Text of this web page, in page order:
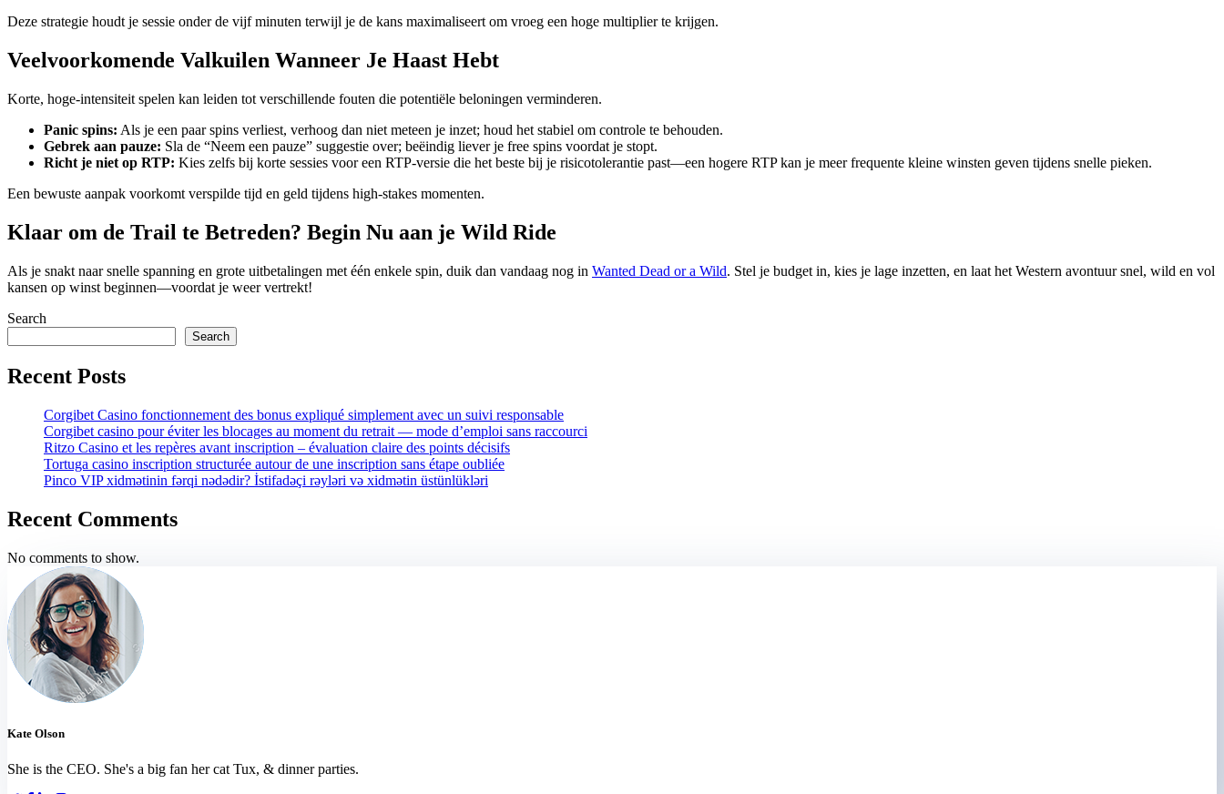
Deze strategie houdt je sessie onder de vijf minuten terwijl je de kans maximaliseert om vroeg een hoge multiplier te krijgen.
Veelvoorkomende Valkuilen Wanneer Je Haast Hebt
Korte, hoge‑intensiteit spelen kan leiden tot verschillende fouten die potentiële beloningen verminderen.
Panic spins: Als je een paar spins verliest, verhoog dan niet meteen je inzet; houd het stabiel om controle te behouden.
Gebrek aan pauze: Sla de “Neem een pauze” suggestie over; beëindig liever je free spins voordat je stopt.
Richt je niet op RTP: Kies zelfs bij korte sessies voor een RTP‑versie die het beste bij je risicotolerantie past—een hogere RTP kan je meer frequente kleine winsten geven tijdens snelle pieken.
Een bewuste aanpak voorkomt verspilde tijd en geld tijdens high‑stakes momenten.
Klaar om de Trail te Betreden? Begin Nu aan je Wild Ride
Als je snakt naar snelle spanning en grote uitbetalingen met één enkele spin, duik dan vandaag nog in Wanted Dead or a Wild. Stel je budget in, kies je lage inzetten, en laat het Western avontuur snel, wild en vol
kansen op winst beginnen—voordat je weer vertrekt!
Search
Search
Recent Posts
Corgibet Casino fonctionnement des bonus expliqué simplement avec un suivi responsable
Corgibet casino pour éviter les blocages au moment du retrait — mode d’emploi sans raccourci
Ritzo Casino et les repères avant inscription – évaluation claire des points décisifs
Tortuga casino inscription structurée autour de une inscription sans étape oubliée
Pinco VIP xidmətinin fərqi nədədir? İstifadəçi rəyləri və xidmətin üstünlükləri
Recent Comments
No comments to show.
Kate Olson
She is the CEO. She's a big fan her cat Tux, & dinner parties.